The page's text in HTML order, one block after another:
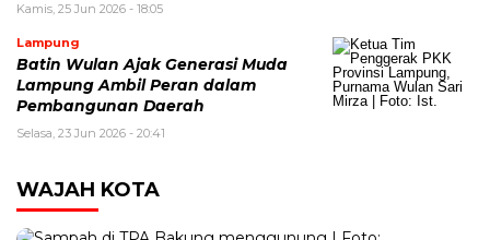
Kamis, 25 Jun 2026 - 18:05
Lampung
Batin Wulan Ajak Generasi Muda
Lampung Ambil Peran dalam
Pembangunan Daerah
Selasa, 23 Jun 2026 - 20:41
WAJAH KOTA